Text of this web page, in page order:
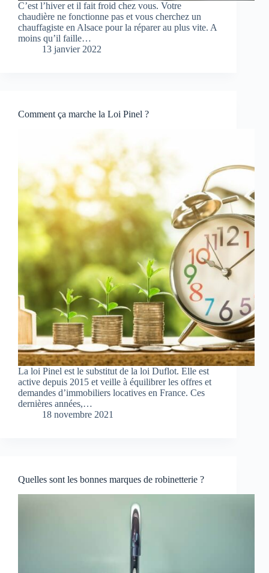
C’est l’hiver et il fait froid chez vous. Votre
chaudière ne fonctionne pas et vous cherchez un
chauffagiste en Alsace pour la réparer au plus vite. A
moins qu’il faille…
13 janvier 2022
Comment ça marche la Loi Pinel ?
La loi Pinel est le substitut de la loi Duflot. Elle est
active depuis 2015 et veille à équilibrer les offres et
demandes d’immobiliers locatives en France. Ces
dernières années,…
18 novembre 2021
Quelles sont les bonnes marques de robinetterie ?